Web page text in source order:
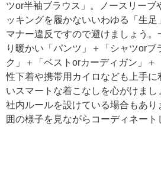
ツor半袖ブラウス」。ノースリーブ
ッキングを履かないいわゆる「生
マナー違反ですので避けましょう。
り暖かい「パンツ」＋「シャツorブ
ク」＋「ベストorカーディガン」＋
性下着や携帯用カイロなども上手に
いスマートな着こなしを心がけま
社内ルールを設けている場合もあり
囲の様子を見ながらコーディネート